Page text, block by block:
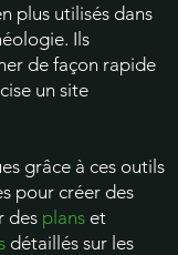
plus utilisés dans
Ils
de façon rapide
un site
grâce à ces outils
pour créer des
des plans et
détaillés sur les